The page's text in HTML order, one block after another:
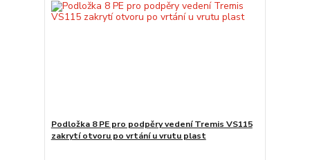
Podložka 8 PE pro podpěry vedení Tremis VS115
zakrytí otvoru po vrtání u vrutu plast